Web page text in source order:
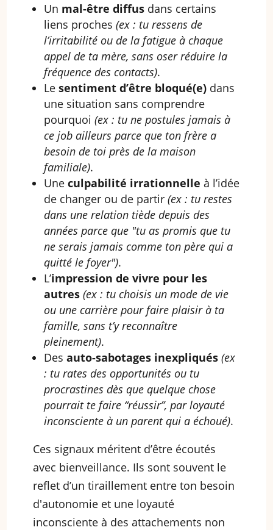
Un mal-être diffusdans certains
liens proches (ex : tu ressens de
l’irritabilité ou de la fatigue à chaque
appel de ta mère, sans oser réduire la
fréquence des contacts).
Le sentiment d’être bloqué(e)dans
une situation sans comprendre
pourquoi (ex : tu ne postules jamais à
ce job ailleurs parce que ton frère a
besoin de toi près de la maison
familiale).
Une culpabilité irrationnelle à l’idée
de changer ou de partir (ex : tu restes
dans une relation tiède depuis des
années parce que "tu as promis que tu
ne serais jamais comme ton père qui a
quitté le foyer").
L’impression de vivre pour les
autres (ex : tu choisis un mode de vie
ou une carrière pour faire plaisir à ta
famille, sans t’y reconnaître
pleinement).
Des auto-sabotages inexpliqués (ex
: tu rates des opportunités ou tu
procrastines dès que quelque chose
pourrait te faire “réussir”, par loyauté
inconsciente à un parent qui a échoué).
Ces signaux méritent d’être écoutés
avec bienveillance. Ils sont souvent le
reflet d’un tiraillement entre ton besoin
d'autonomie et une loyauté
inconsciente à des attachements non